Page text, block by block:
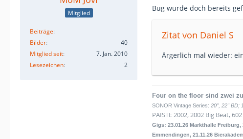
Mitglied
Beiträge
Bilder
40
Mitglied seit
7. Jan. 2010
Lesezeichen
2
Bug wurde doch bereits
Zitat von Daniel S
Ärgerlich mal wieder:
Four on the floor sind zwei
SONOR Vintage Series: 20", 22" BD;
PAISTE 2002, 2002 Big Beat,
Gigs: 23.01.26 Markthalle
Emmendingen, 21.11.26